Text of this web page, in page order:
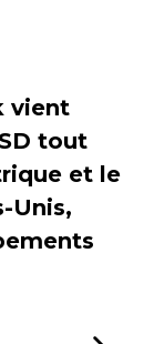
vient
tout
et le
Unis,